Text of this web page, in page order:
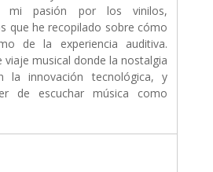
mi pasión por los vinilos,
que he recopilado sobre cómo
de la experiencia auditiva.
viaje musical donde la nostalgia
la innovación tecnológica, y
de escuchar música como